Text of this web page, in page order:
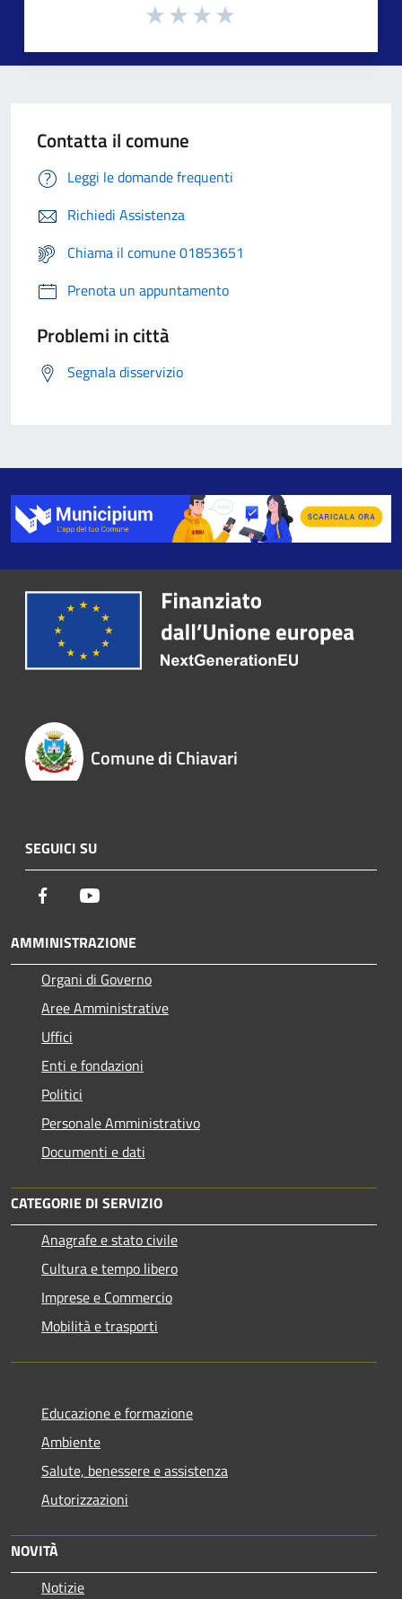
Contatta il comune
Leggi le domande frequenti
Richiedi Assistenza
Chiama il comune 01853651
Prenota un appuntamento
Problemi in città
Segnala disservizio
Comune di Chiavari
SEGUICI SU
Facebook
AMMINISTRAZIONE
Organi di Governo
Aree Amministrative
Uffici
Enti e fondazioni
Politici
Personale Amministrativo
Documenti e dati
CATEGORIE DI SERVIZIO
Anagrafe e stato civile
Cultura e tempo libero
Imprese e Commercio
Mobilità e trasporti
Educazione e formazione
Ambiente
Salute, benessere e assistenza
Autorizzazioni
NOVITÀ
Notizie